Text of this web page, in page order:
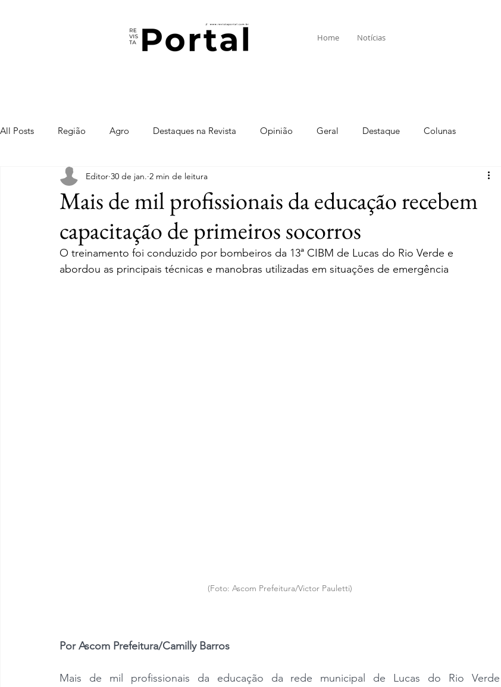
Home Notícias
All Posts Região Agro Destaques na Revista Opinião Geral Destaque Colunas
Mais de mil profissionais da educação recebem
capacitação de primeiros socorros
Editor 30 de jan. 2 min de leitura
O treinamento foi conduzido por bombeiros da 13ª CIBM de Lucas do Rio Verde e
abordou as principais técnicas e manobras utilizadas em situações de emergência
(Foto: Ascom Prefeitura/Victor Pauletti)
Por Ascom Prefeitura/Camilly Barros
Mais de mil profissionais da educação da rede municipal de Lucas do Rio Verde